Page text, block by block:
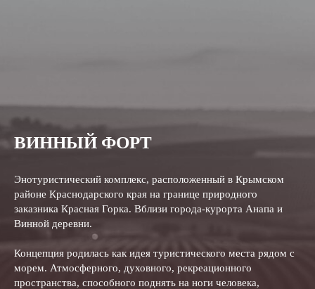
ВИННЫЙ ФОРТ
Энотуристический комплекс, расположенный в Крымском
районе Краснодарского края на границе природного
заказника Красная Горка. Вблизи города-курорта Анапа и
Винной деревни.
Концепция родилась как идея туристического места рядом с
морем. Атмосферного, духовного, рекреационного
пространства, способного поднять на ноги человека,